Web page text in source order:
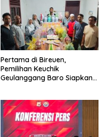
Pertama di Bireuen,
Pemilihan Keuchik
Geulanggang Baro Siapkan